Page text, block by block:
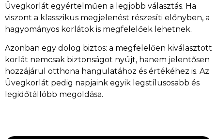
Üvegkorlát egyértelműen a legjobb választás. Ha
viszont a klasszikus megjelenést részesíti előnyben, a
hagyományos korlátok is megfelelőek lehetnek.
Azonban egy dolog biztos: a megfelelően kiválasztott
korlát nemcsak biztonságot nyújt, hanem jelentősen
hozzájárul otthona hangulatához és értékéhez is. Az
Üvegkorlát pedig napjaink egyik legstílusosabb és
legidőtállóbb megoldása.